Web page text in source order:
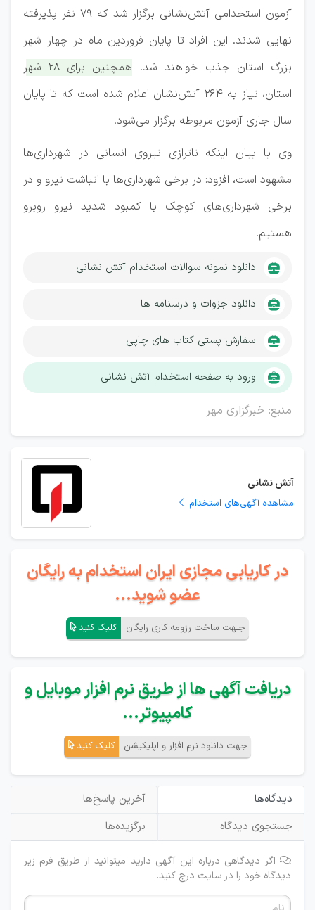
آزمون استخدامی آتش‌نشانی برگزار شد که ۷۹ نفر پذیرفته
نهایی شدند. این افراد تا پایان فروردین ماه در چهار شهر
بزرگ استان جذب خواهند شد.
همچنین برای ۲۸ شهر
استان، نیاز به ۲۶۴ آتش‌نشان اعلام شده است که تا پایان
سال جاری آزمون مربوطه برگزار می‌شود.
وی با بیان اینکه ناترازی نیروی انسانی در شهرداری‌ها
مشهود است، افزود: در برخی شهرداری‌ها با انباشت نیرو و در
برخی شهرداری‌های کوچک با کمبود شدید نیرو روبرو
هستیم.
دانلود نمونه سوالات استخدام آتش نشانی
دانلود جزوات و درسنامه ها
سفارش پستی کتاب های چاپی
ورود به صفحه استخدام آتش نشانی
منبع: خبرگزاری مهر
آتش نشانی
مشاهده آگهی‌های استخدام
در کاریابی مجازی ایران استخدام به رایگان
عضو شوید...
جـهت ساخت رزومه کاری رایگان کلیک کنید
دریافت آگهی ها از طریق نرم افزار موبایل و
کامپیوتر...
جهت دانلود نرم افزار و اپلیکیشن کلیک کنید
دیدگاه‌ها
آخرین پاسخ‌ها
جستجوی دیدگاه
برگزیده‌ها
اگر دیدگاهی درباره این آگهی دارید میتوانید از طریق فرم زیر
دیدگاه خود را در سایت درج کنید.